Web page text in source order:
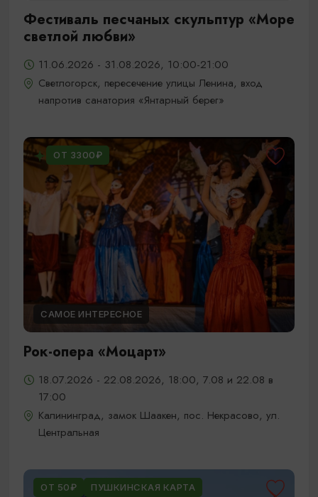
Фестиваль песчаных скульптур «Море
светлой любви»
11.06.2026 - 31.08.2026, 10:00-21:00
Светлогорск, пересечение улицы Ленина, вход
напротив санатория «Янтарный берег»
ОТ 3300₽
САМОЕ ИНТЕРЕСНОЕ
Рок-опера «Моцарт»
18.07.2026 - 22.08.2026, 18:00, 7.08 и 22.08 в
17:00
Калининград, замок Шаакен, пос. Некрасово, ул.
Центральная
ОТ 50₽ ПУШКИНСКАЯ КАРТА